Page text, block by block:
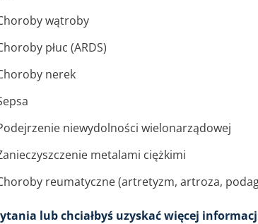
wątroby
płuc (ARDS)
nerek
niewydolności wielonarządowej
metalami ciężkimi
reumatyczne (artretyzm, artroza,
lub chciałbyś uzyskać więcej